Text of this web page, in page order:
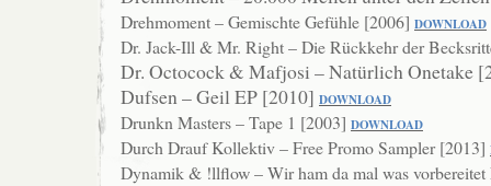
Drehmoment – Gemischte Gefühle [2006] DOWNLOAD
Dr. Jack-Ill & Mr. Right – Die Rückkehr der
Dr. Octocock & Mafjosi – Natürlich Onetake
Dufsen – Geil EP [2010] DOWNLOAD
Drunkn Masters – Tape 1 [2003] DOWNLOAD
Durch Drauf Kollektiv – Free Promo Sampler [2013]
Dynamik & !llflow – Wir ham da mal was